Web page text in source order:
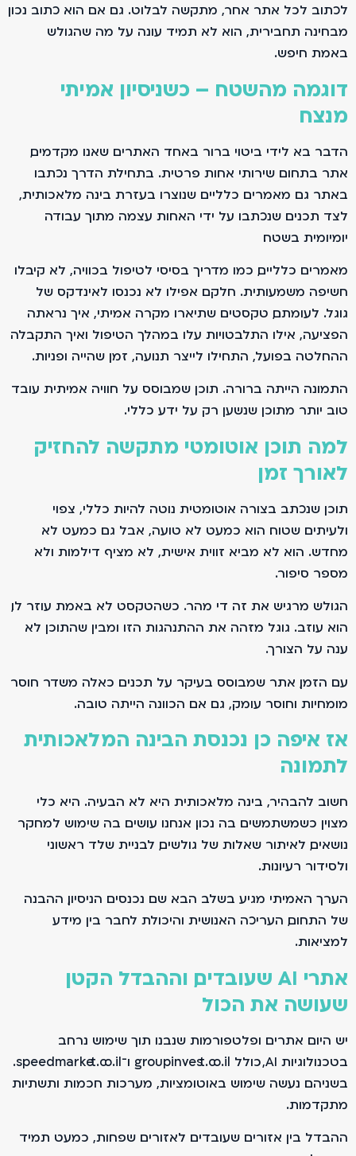
לכתוב לכל אתר אחר, מתקשה לבלוט. גם אם הוא כתוב נכון
מבחינה תחבירית, הוא לא תמיד עונה על מה שהגולש
באמת חיפש.
דוגמה מהשטח – כשניסיון אמיתי
מנצח
הדבר בא לידי ביטוי ברור באחד האתרים שאנו מקדמים,
אתר בתחום שירותי אחות פרטית. בתחילת הדרך נכתבו
באתר גם מאמרים כלליים שנוצרו בעזרת בינה מלאכותית,
לצד תכנים שנכתבו על ידי האחות עצמה מתוך עבודה
יומיומית בשטח.
מאמרים כלליים, כמו מדריך בסיסי לטיפול בכוויה, לא קיבלו
חשיפה משמעותית. חלקם אפילו לא נכנסו לאינדקס של
גוגל. לעומתם, טקסטים שתיארו מקרה אמיתי, איך נראתה
הפציעה, אילו התלבטויות עלו במהלך הטיפול ואיך התקבלה
ההחלטה בפועל, התחילו לייצר תנועה, זמן שהייה ופניות.
התמונה הייתה ברורה. תוכן שמבוסס על חוויה אמיתית עובד
טוב יותר מתוכן שנשען רק על ידע כללי.
למה תוכן אוטומטי מתקשה להחזיק
לאורך זמן
תוכן שנכתב בצורה אוטומטית נוטה להיות כללי, צפוי
ולעיתים שטוח. הוא כמעט לא טועה, אבל גם כמעט לא
מחדש. הוא לא מביא זווית אישית, לא מציף דילמות ולא
מספר סיפור.
הגולש מרגיש את זה די מהר. כשהטקסט לא באמת עוזר לו,
הוא עוזב. גוגל מזהה את ההתנהגות הזו ומבין שהתוכן לא
ענה על הצורך.
עם הזמן, אתר שמבוסס בעיקר על תכנים כאלה משדר חוסר
מומחיות וחוסר עומק, גם אם הכוונה הייתה טובה.
אז איפה כן נכנסת הבינה המלאכותית
לתמונה
חשוב להבהיר, בינה מלאכותית היא לא הבעיה. היא כלי
מצוין כשמשתמשים בה נכון. אנחנו עושים בה שימוש למחקר
נושאים, לאיתור שאלות של גולשים, לבניית שלד ראשוני
ולסידור רעיונות.
הערך האמיתי מגיע בשלב הבא. שם נכנסים הניסיון, ההבנה
של התחום, העריכה האנושית והיכולת לחבר בין מידע
למציאות.
אתרי AI שעובדים, וההבדל הקטן
שעושה את הכול
יש היום אתרים ופלטפורמות שנבנו תוך שימוש נרחב
בטכנולוגיות AI, כולל groupinvest.co.il ו־speedmarket.co.il.
בשניהם נעשה שימוש באוטומציות, מערכות חכמות ותשתיות
מתקדמות.
ההבדל בין אזורים שעובדים לאזורים שפחות, כמעט תמיד